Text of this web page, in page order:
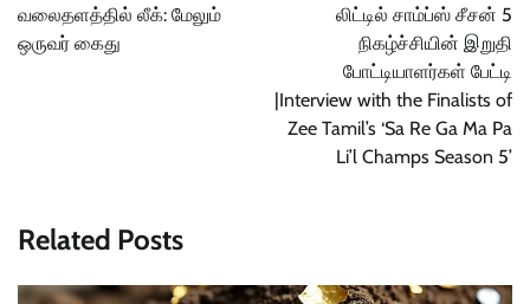
வலைதளத்தில் லீக்: மேலும்
ஒருவர் கைது
லிட்டில் சாம்ப்ஸ் சீசன் 5
நிகழ்ச்சியின் இறுதி
போட்டியாளர்கள் பேட்டி
|Interview with the Finalists of
Zee Tamil’s ‘Sa Re Ga Ma Pa
Li’l Champs Season 5’
Related Posts